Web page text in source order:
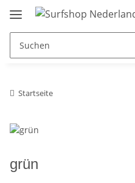
Startseite
grün